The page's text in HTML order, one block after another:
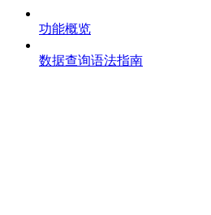
功能概览
数据查询语法指南